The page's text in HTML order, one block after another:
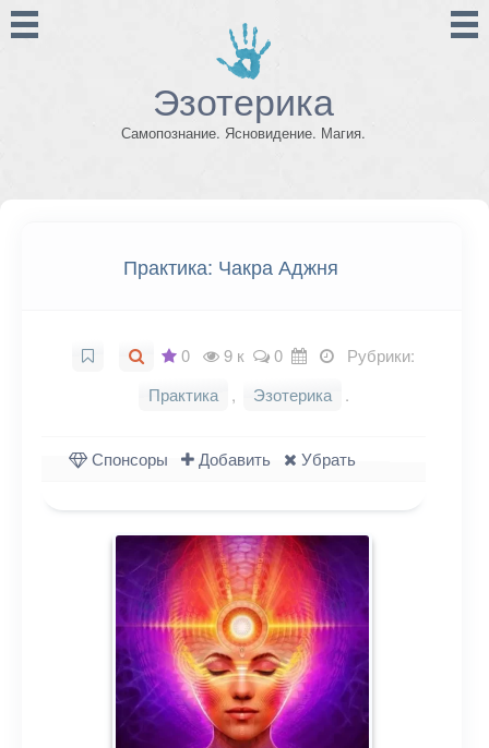
Эзотерика
Самопознание. Ясновидение. Магия.
Практика: Чакра Аджня
0 9 к 0
Рубрики:
Практика
, Эзотерика .
Спонсоры Добавить Убрать